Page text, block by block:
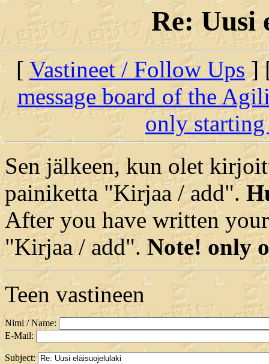
Re: Uusi
[ Vastineet / Follow Ups ]
message board of the
only starting
Sen jälkeen, kun olet
painiketta "Kirjaa / add".
After you have written
"Kirjaa / add". Note! only
Teen vastineen
Nimi / Name:
E-Mail:
Subject: